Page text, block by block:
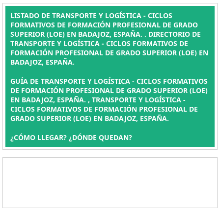
LISTADO DE TRANSPORTE Y LOGÍSTICA - CICLOS
FORMATIVOS DE FORMACIÓN PROFESIONAL DE GRADO
SUPERIOR (LOE) EN BADAJOZ, ESPAÑA. . DIRECTORIO DE
TRANSPORTE Y LOGÍSTICA - CICLOS FORMATIVOS DE
FORMACIÓN PROFESIONAL DE GRADO SUPERIOR (LOE) EN
BADAJOZ, ESPAÑA.
GUÍA DE TRANSPORTE Y LOGÍSTICA - CICLOS FORMATIVOS
DE FORMACIÓN PROFESIONAL DE GRADO SUPERIOR (LOE)
EN BADAJOZ, ESPAÑA. , TRANSPORTE Y LOGÍSTICA -
CICLOS FORMATIVOS DE FORMACIÓN PROFESIONAL DE
GRADO SUPERIOR (LOE) EN BADAJOZ, ESPAÑA.
¿CÓMO LLEGAR? ¿DÓNDE QUEDAN?